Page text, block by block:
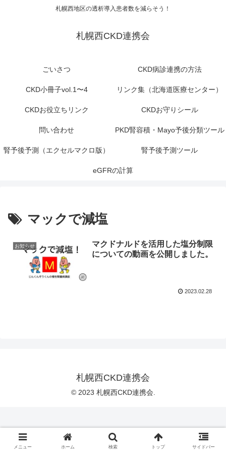
札幌西地区の透析導入患者数を減らそう！
札幌西CKD連携会
ごいさつ CKD病診連携の方法
CKD小冊子vol.1〜4 リンク集（北海道医療センター）
CKDお役立ちリンク CKDお守りシール
問い合わせ PKD腎容積・Mayo予後分類ツール
腎予後予測（エクセルマクロ版） 腎予後予測ツール
eGFRの計算
マックで減塩
お知らせ
マクドナルドを活用した塩分制限
についての動画を公開しました。
2023.02.28
札幌西CKD連携会
© 2023 札幌西CKD連携会.
メニュー ホーム 検索 トップ サイドバー